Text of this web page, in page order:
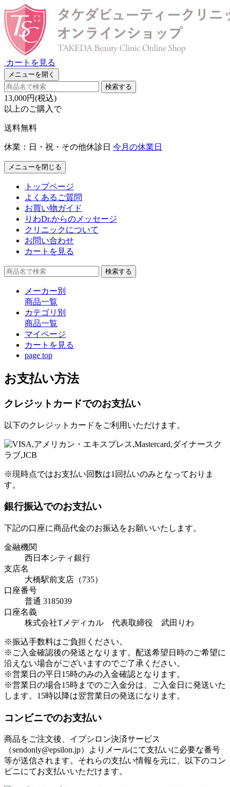
カートを見る
メニューを開く
検索する
13,000円(税込)
以上のご購入で
送料無料
休業：日・祝・その他休診日 今月の休業日
メニューを閉じる
トップページ
よくあるご質問
お買い物ガイド
りわDr.からのメッセージ
クリニックについて
お問い合わせ
カートを見る
検索する
メーカー別
商品一覧
カテゴリ別
商品一覧
マイページ
カート を見る
page top
お支払い方法
クレジットカードでのお支払い
以下のクレジットカードをご利用いただけます。
※現時点ではお支払い回数は1回払いのみとなっておりま
す。
銀行振込でのお支払い
下記の口座に商品代金のお振込をお願いいたします。
金融機関
西日本シティ銀行
支店名
大橋駅前支店（735）
口座番号
普通 3185039
口座名義
株式会社Tメディカル 代表取締役 武田りわ
※振込手数料はご負担ください。
※ご入金確認後の発送となります。配送希望日時のご希望に
沿えない場合がございますのでご了承ください。
※営業日の平日15時のみの入金確認となります。
※営業日の場合15時までのご入金分は、ご入金日に発送いた
します。15時以降は翌営業日の発送になります。
コンビニでのお支払い
商品をご注文後、イプシロン決済サービス
（sendonly@epsilon.jp）よりメールにて支払いに必要な番号
等が送信されます。それらの支払い情報を元に、以下のコン
ビニにてお支払いいただけます。